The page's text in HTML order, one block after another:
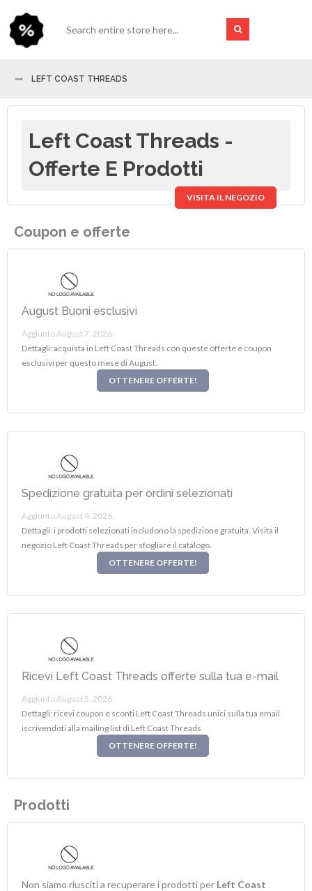
LEFT COAST THREADS
Left Coast Threads -
Offerte E Prodotti
VISITA IL NEGOZIO
Coupon e offerte
August Buoni esclusivi
Aggiunto August 7, 2026.
Dettagli: acquista in Left Coast Threads con queste offerte e coupon
esclusivi per questo mese di August.
OTTENERE OFFERTE!
Spedizione gratuita per ordini selezionati
Aggiunto August 4, 2026.
Dettagli: i prodotti selezionati includono la spedizione gratuita. Visita il
negozio Left Coast Threads per sfogliare il catalogo.
OTTENERE OFFERTE!
Ricevi Left Coast Threads offerte sulla tua e-mail
Aggiunto August 5, 2026.
Dettagli: ricevi coupon e sconti Left Coast Threads unici sulla tua email
iscrivendoti alla mailing list di Left Coast Threads
OTTENERE OFFERTE!
Prodotti
Non siamo riusciti a recuperare i prodotti per Left Coast